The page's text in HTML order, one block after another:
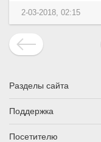
2-03-2018, 02:15
Разделы сайта
Поддержка
Посетителю